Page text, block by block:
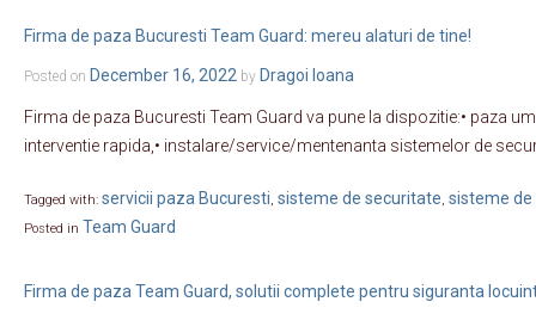
Firma de paza Bucuresti Team Guard: mereu alaturi de tine!
Posted on December 16, 2022 by Dragoi Ioana
Firma de paza Bucuresti Team Guard va pune la dispozitie:• paza
interventie rapida,• instalare/service/mentenanta sistemelor de
Tagged with: servicii paza Bucuresti, sisteme de securitate, sisteme de
Posted in Team Guard
Firma de paza Team Guard, solutii complete pentru siguranta